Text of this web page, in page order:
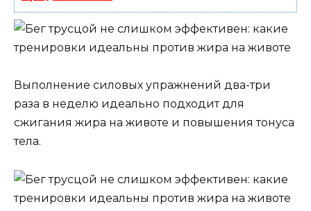
Выполнение силовых упражнений два-три
раза в неделю идеально подходит для
сжигания жира на животе и повышения тонуса
тела.